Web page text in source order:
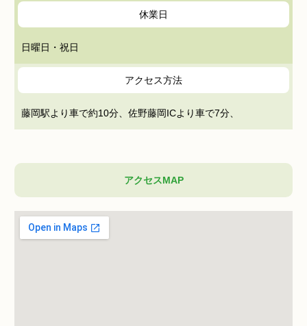
休業日
日曜日・祝日
アクセス方法
藤岡駅より車で約10分、佐野藤岡ICより車で7分、
アクセスMAP